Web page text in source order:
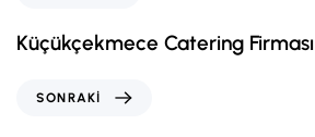
Küçükçekmece Catering Firması
SONRAKI